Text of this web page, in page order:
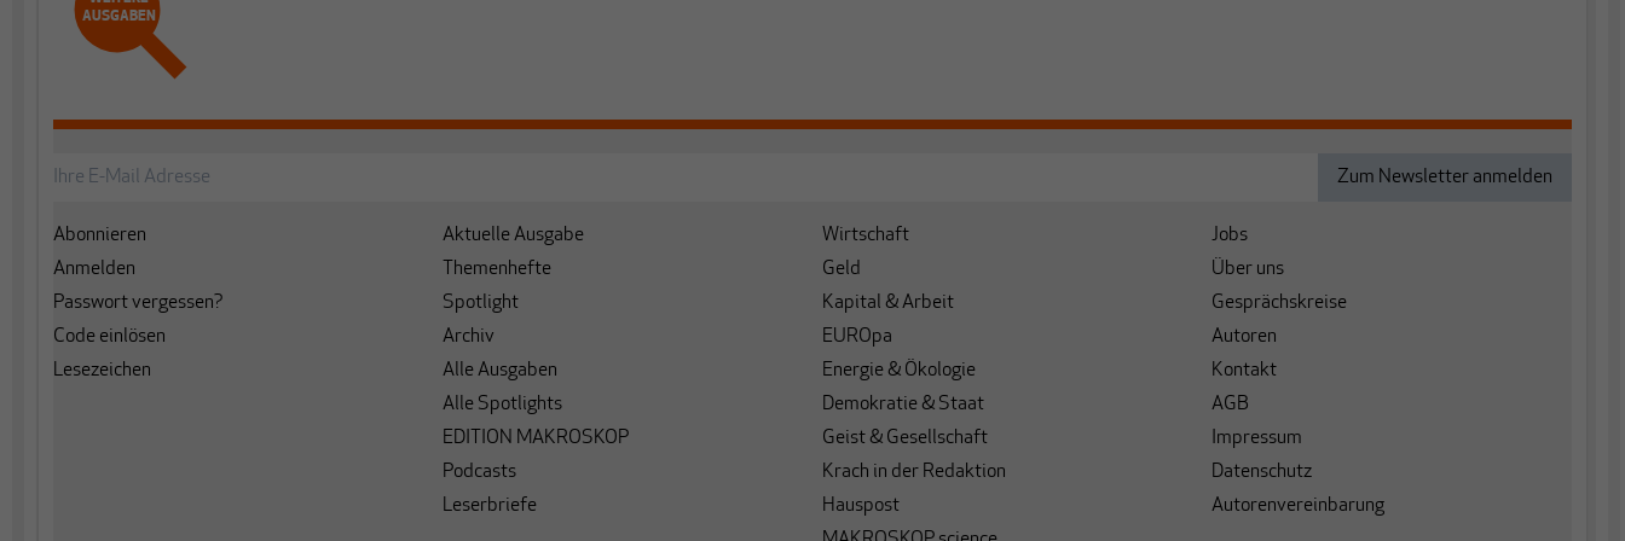
AUSGABEN
Abonnieren
Anmelden
Passwort vergessen?
Code einlösen
Lesezeichen
Aktuelle Ausgabe
Themenhefte
Spotlight
Archiv
Alle Ausgaben
Alle Spotlights
EDITION MAKROSKOP
Podcasts
Leserbriefe
Wirtschaft
Geld
Kapital & Arbeit
EUROpa
Energie & Ökologie
Demokratie & Staat
Geist & Gesellschaft
Krach in der Redaktion
Hauspost
Jobs
Über uns
Gesprächskreise
Autoren
Kontakt
AGB
Impressum
Datenschutz
Autorenvereinbarung